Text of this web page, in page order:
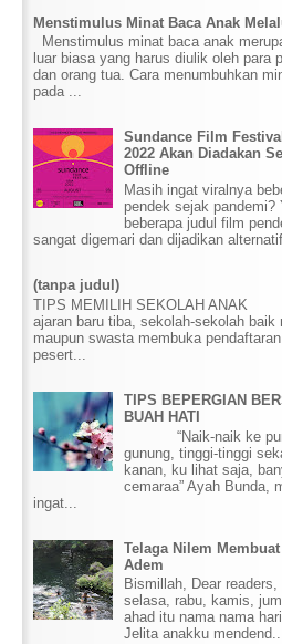
Menstimulus Minat Baca Anak
Menstimulus minat baca anak
luar biasa yang harus diulik oleh para
dan orang tua. Cara menumbuhkan
pada ...
Sundance Film
2022 Akan Diadakan
Offline
Masih ingat viralnya
pendek sejak pandemi?
beberapa judul film
sangat digemari dan dijadikan
(tanpa judul)
TIPS MEMILIH SEKOLAH
ajaran baru tiba, sekolah-sekolah baik
maupun swasta membuka
pesert...
TIPS BEPERGIAN
BUAH HATI
“Naik-naik ke
gunung, tinggi-tinggi
kanan, ku lihat saja,
cemaraa” Ayah Bunda,
ingat...
Telaga Nilem Membuat
Adem
Bismillah, Dear readers,
selasa, rabu, kamis,
ahad itu nama nama
Jelita anakku